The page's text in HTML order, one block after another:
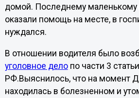
домой. Последнему
оказали помощь на месте, в
нуждался.
В отношении водителя было
уголовное делопо части 3
РФ.Выяснилось, что на момент
находилась в болезненном и